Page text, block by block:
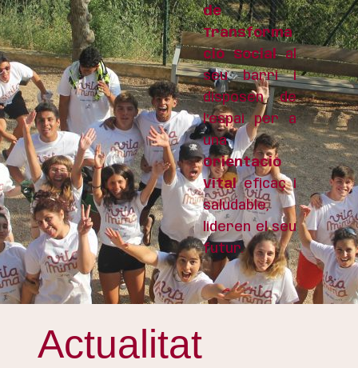
de
Transforma
ció Socialal
seu barri i
disposen de
l’espai per a
una
Orientació
Vitaleficaç i
saludable,
lideren el seu
futur.
Actualitat